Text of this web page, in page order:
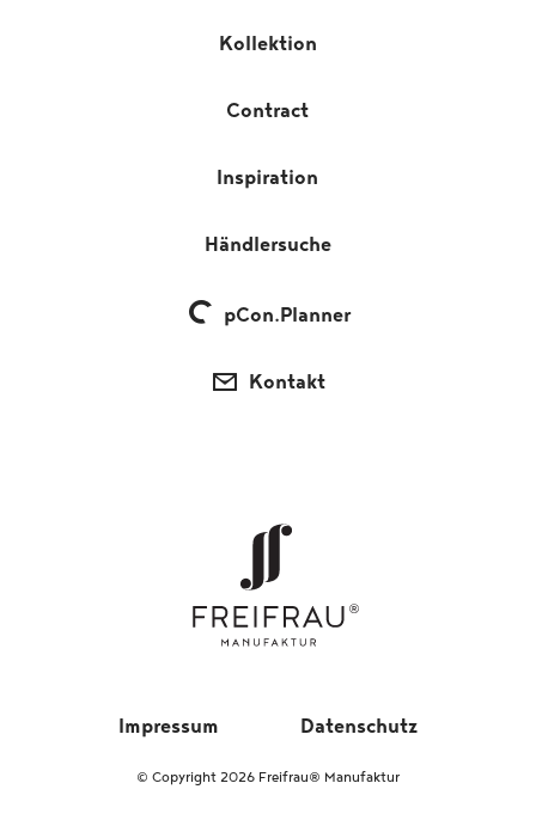
Kollektion
Contract
Inspiration
Händlersuche
pCon.Planner
Kontakt
Impressum Datenschutz
© Copyright 2026 Freifrau® Manufaktur